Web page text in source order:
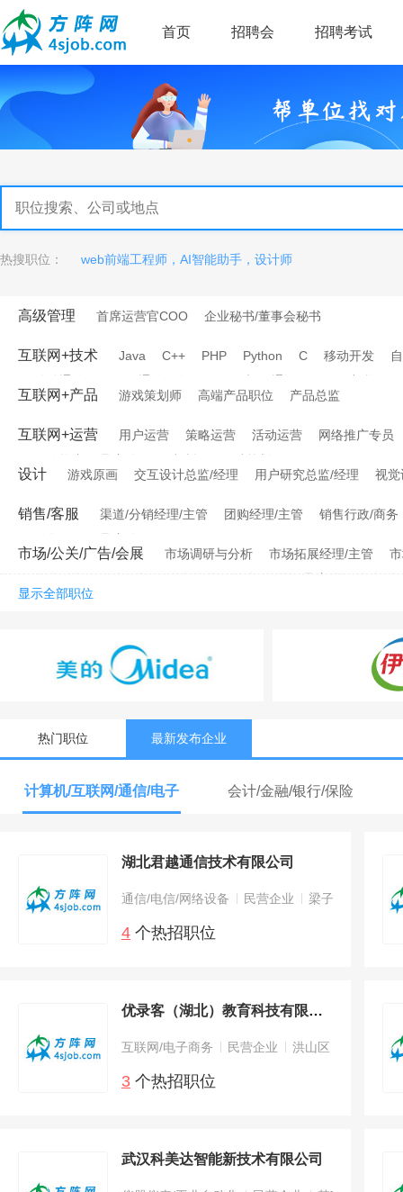
首页 招聘会 招聘考试
热搜职位： web前端工程师，AI智能助手，设计师
高级管理 首席运营官COO 企业秘书/董事会秘书
互联网+技术 Java C++ PHP Python C 移动开发
互联网+产品 游戏策划师 高端产品职位 产品总监
互联网+运营 用户运营 策略运营 活动运营
网络推广专员
设计 游戏原画 交互设计总监/经理 用户研究总监/经理 视觉
销售/客服 渠道/分销经理/主管 团购经理/主管
销售行政/商务
市场/公关/广告/会展 市场调研与分析 市场拓展经理/主管
显示全部职位
热门职位 最新发布企业
计算机/互联网/通信/电子 会计/金融/银行/保险
湖北君越通信技术有限公司
通信/电信/网络设备 民营企业 梁子湖区
4 个热招职位
优录客（湖北）教育科技有限公司
互联网/电子商务 民营企业 洪山区
3 个热招职位
武汉科美达智能新技术有限公司